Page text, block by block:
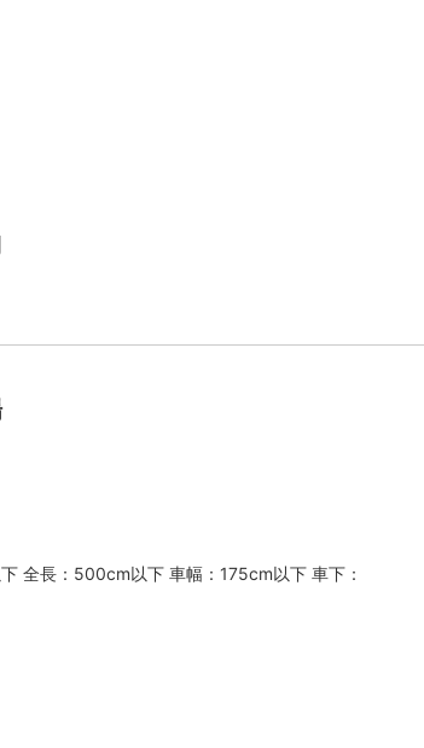
全長：500cm以下 車幅：175cm以下 車下：